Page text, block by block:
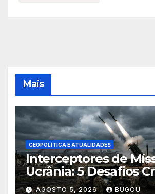
Mais
GEOPOLÍTICA E ATUALIDADES
Interceptores de
Ucrânia: 5 Desafios
AGOSTO 5, 2026 BUGOU